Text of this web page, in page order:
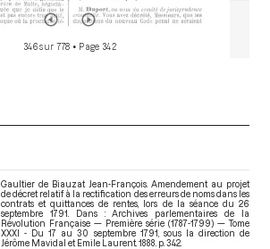
346 sur 778 • Page 342
Gaultier de Biauzat Jean-François. Amendement au projet
de décret relatif à la rectification des erreurs de noms dans les
contrats et quittances de rentes, lors de la séance du 26
septembre 1791. Dans : Archives parlementaires de la
Révolution Française — Première série (1787-1799) — Tome
XXXI - Du 17 au 30 septembre 1791
, sous la direction de
Jérôme Mavidal et Emile Laurent. 1888. p. 342.